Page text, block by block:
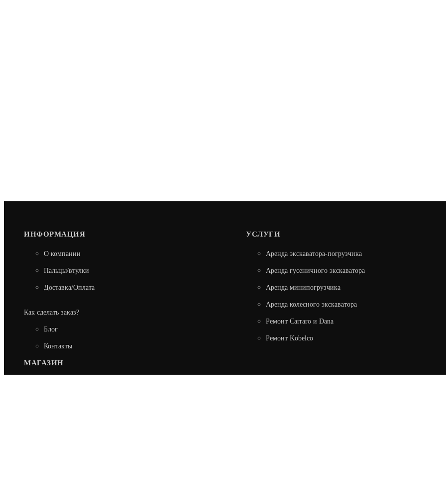
ИНФОРМАЦИЯ
О компании
Пальцы/втулки
Доставка/Оплата
Как сделать заказ?
Блог
Контакты
УСЛУГИ
Аренда экскаватора-погрузчика
Аренда гусеничного экскаватора
Аренда минипогрузчика
Аренда колесного экскаватора
Ремонт Carraro и Dana
Ремонт Kobelco
МАГАЗИН